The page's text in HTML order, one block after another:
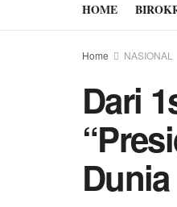
HOME
Home NASIONAL
Dari